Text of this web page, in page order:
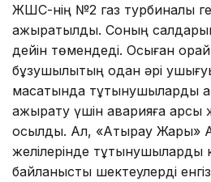
ЖШС-нің №2 газ турбиналы
ажыратылды. Соның
дейін төмендеді. Осыған орай
бұзушылықтың одан әрі
мақсатында тұтынушыларды
ажырату үшін аварияға қарсы
қосылды. Ал, «Атырау Жарық»
желілерінде тұтынушыларды
байланысты шектеулерді